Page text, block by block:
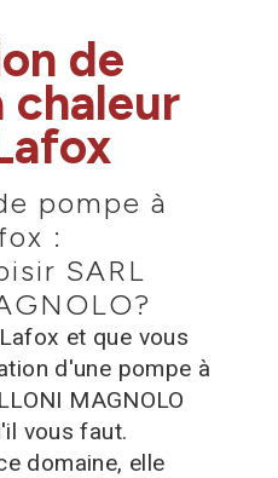
de
chaleur
pompe à
:
SARL
et que vous
d'une pompe à
MAGNOLO
vous faut.
domaine, elle